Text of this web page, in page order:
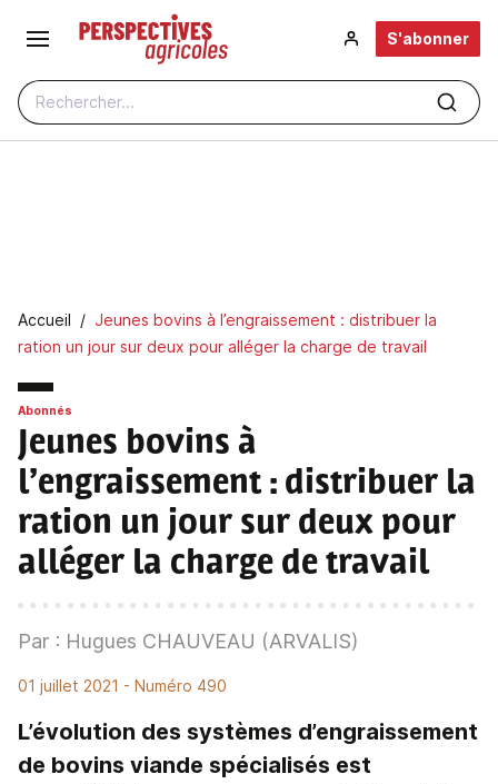
Aller au contenu principal
Rechercher...
S'abonner
Fil d'Ariane
Accueil
Jeunes bovins à l’engraissement : distribuer la
ration un jour sur deux pour alléger la charge de travail
Abonnés
Jeunes bovins à
l’engraissement : distribuer la
ration un jour sur deux pour
alléger la charge de travail
Par : Hugues CHAUVEAU (ARVALIS)
01 juillet 2021 - Numéro 490
L’évolution des systèmes d’engraissement
de bovins viande spécialisés est